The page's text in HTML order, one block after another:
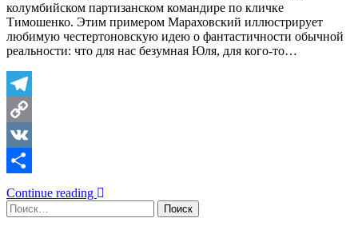
колумбийском партизанском командире по кличке
Тимошенко. Этим примером Мараховский иллюстрирует
любимую честертоновскую идею о фантастичности обычной
реальности: что для нас безумная Юля, для кого-то…
Telegram
Copy
Link
VK
Отправить
Continue reading
Найти: